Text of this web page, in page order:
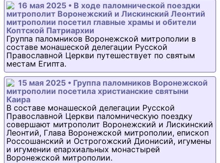
16 мая 2025 • В ходе паломнической поездки
митрополит Воронежский и Лискинский Леонтий
митрополии посетил главные храмы и обители
Коптской Патриархии
Группа паломников Воронежской митрополии в
составе монашеской делегации Русской
Православной Церкви путешествует по святым
местам Египта.
15 мая 2025 • Группа паломников Воронежской
митрополии посетила христианские святыни
Каира
В составе монашеской делегации Русской
Православной Церкви паломническую поездку
совершают митрополит Воронежский и Лискинский
Леонтий, Глава Воронежской митрополии, епископ
Россошанский и Острогожский Дионисий, игумены
и игумении епархиальных монастырей
Воронежской митрополии.